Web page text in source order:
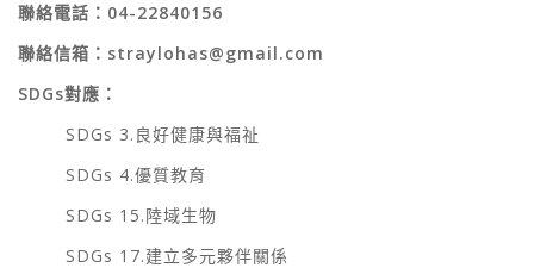
聯絡電話：04-22840156
聯絡信箱：straylohas@gmail.com
SDGs對應：
SDGs 3.良好健康與福祉
SDGs 4.優質教育
SDGs 15.陸域生物
SDGs 17.建立多元夥伴關係